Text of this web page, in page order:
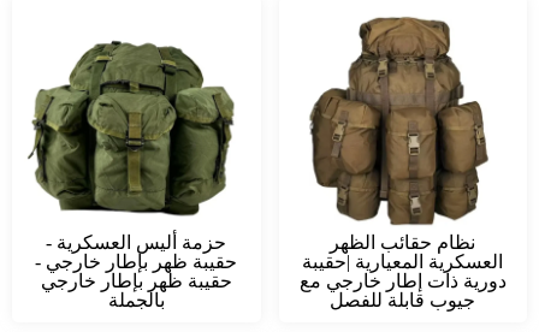
نظام حقائب الظهر
العسكرية المعيارية |حقيبة
دورية ذات إطار خارجي مع
جيوب قابلة للفصل
حزمة أليس العسكرية -
حقيبة ظهر بإطار خارجي -
حقيبة ظهر بإطار خارجي
بالجملة